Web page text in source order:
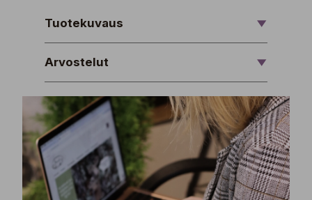
Tuotekuvaus
Arvostelut